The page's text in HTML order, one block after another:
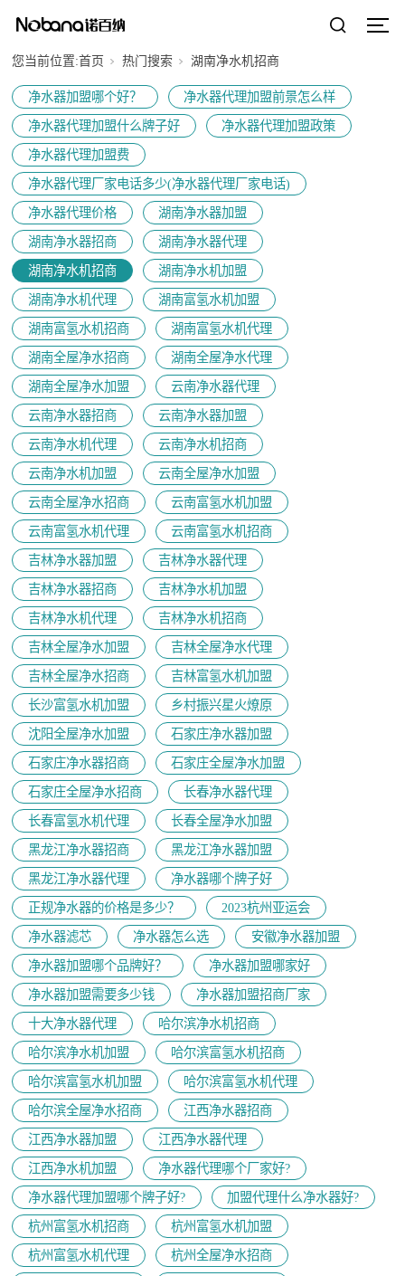
您当前位置:首页 热门搜索 湖南净水机招商
净水器加盟哪个好？
净水器代理加盟前景怎么样
净水器代理加盟什么牌子好
净水器代理加盟政策
净水器代理加盟费
净水器代理厂家电话多少(净水器代理厂家电话)
净水器代理价格
湖南净水器加盟
湖南净水器招商
湖南净水器代理
湖南净水机招商
湖南净水机加盟
湖南净水机代理
湖南富氢水机加盟
湖南富氢水机招商
湖南富氢水机代理
湖南全屋净水招商
湖南全屋净水代理
湖南全屋净水加盟
云南净水器代理
云南净水器招商
云南净水器加盟
云南净水机代理
云南净水机招商
云南净水机加盟
云南全屋净水加盟
云南全屋净水招商
云南富氢水机加盟
云南富氢水机代理
云南富氢水机招商
吉林净水器加盟
吉林净水器代理
吉林净水器招商
吉林净水机加盟
吉林净水机代理
吉林净水机招商
吉林全屋净水加盟
吉林全屋净水代理
吉林全屋净水招商
吉林富氢水机加盟
长沙富氢水机加盟
乡村振兴星火燎原
沈阳全屋净水加盟
石家庄净水器加盟
石家庄净水器招商
石家庄全屋净水加盟
石家庄全屋净水招商
长春净水器代理
长春富氢水机代理
长春全屋净水加盟
黑龙江净水器招商
黑龙江净水器加盟
黑龙江净水器代理
净水器哪个牌子好
正规净水器的价格是多少？
2023杭州亚运会
净水器滤芯
净水器怎么选
安徽净水器加盟
净水器加盟哪个品牌好？
净水器加盟哪家好
净水器加盟需要多少钱
净水器加盟招商厂家
十大净水器代理
哈尔滨净水机招商
哈尔滨净水机加盟
哈尔滨富氢水机招商
哈尔滨富氢水机加盟
哈尔滨富氢水机代理
哈尔滨全屋净水招商
江西净水器招商
江西净水器加盟
江西净水器代理
江西净水机加盟
净水器代理哪个厂家好?
净水器代理加盟哪个牌子好?
加盟代理什么净水器好?
杭州富氢水机招商
杭州富氢水机加盟
杭州富氢水机代理
杭州全屋净水招商